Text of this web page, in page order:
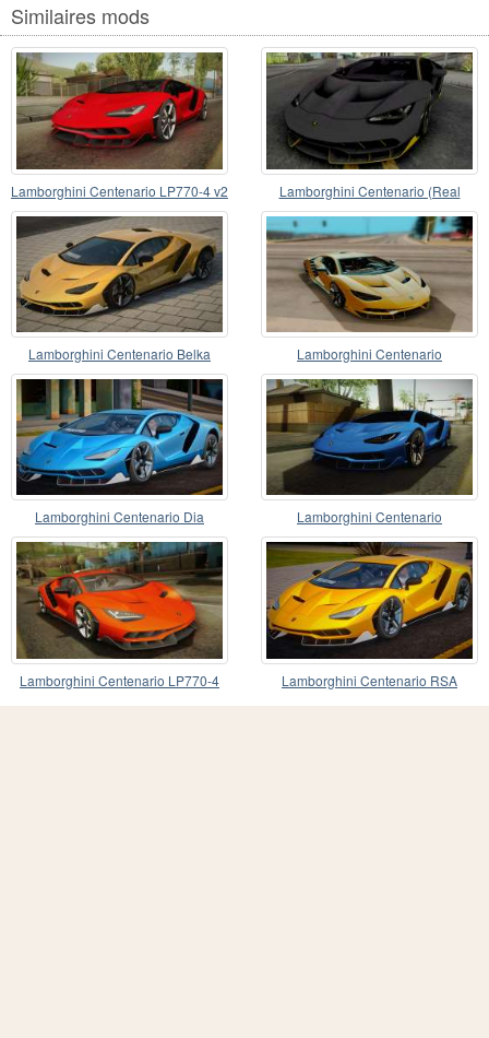
Similaires mods
Lamborghini Centenario LP770-4 v2
Lamborghini Centenario (Real
Racing 3)
Lamborghini Centenario Belka Lamborghini Centenario
Lamborghini Centenario Dia Lamborghini Centenario
Lamborghini Centenario LP770-4
Lamborghini Centenario RSA